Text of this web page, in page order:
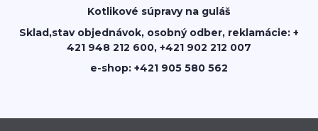
Kotlikové súpravy na guláš
Sklad,stav objednávok, osobný odber, reklamácie: +
421 948 212 600, +421 902 212 007
e-shop: +421 905 580 562